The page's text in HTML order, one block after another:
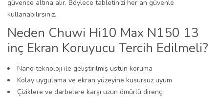
güvence altına alır. Böylece tabletinizi her an güvenle
kullanabilirsiniz.
Neden Chuwi Hi10 Max N150 13
inç Ekran Koruyucu Tercih Edilmeli?
Nano teknoloji ile geliştirilmiş üstün koruma
Kolay uygulama ve ekran yüzeyine kusursuz uyum
Çiziklere ve darbelere karşı uzun ömürlü direnç